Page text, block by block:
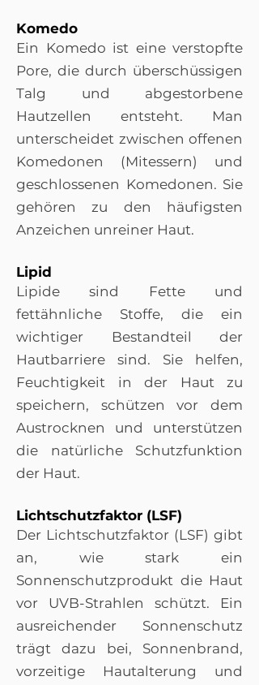
Komedo
Ein Komedo ist eine verstopfte
Pore, die durch überschüssigen
Talg und abgestorbene
Hautzellen entsteht. Man
unterscheidet zwischen offenen
Komedonen (Mitessern) und
geschlossenen Komedonen. Sie
gehören zu den häufigsten
Anzeichen unreiner Haut.
Lipid
Lipide sind Fette und
fettähnliche Stoffe, die ein
wichtiger Bestandteil der
Hautbarriere sind. Sie helfen,
Feuchtigkeit in der Haut zu
speichern, schützen vor dem
Austrocknen und unterstützen
die natürliche Schutzfunktion
der Haut.
Lichtschutzfaktor (LSF)
Der Lichtschutzfaktor (LSF) gibt
an, wie stark ein
Sonnenschutzprodukt die Haut
vor UVB-Strahlen schützt. Ein
ausreichender Sonnenschutz
trägt dazu bei, Sonnenbrand,
vorzeitige Hautalterung und